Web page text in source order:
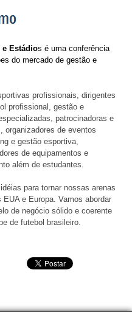
e Estádios é uma conferência
do mercado de gestão e
profissionais, dirigentes
profissional, gestão e
patrocinadoras e
organizadores de eventos
e gestão esportiva,
de equipamentos e
além de estudantes.
para tornar nossas arenas
e Europa. Vamos abordar
de negócio sólido e coerente
de futebol brasileiro.